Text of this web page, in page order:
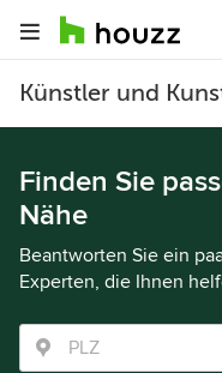
Künstler und
Finden Sie
Nähe
Beantworten Sie ein
Experten, die Ihnen